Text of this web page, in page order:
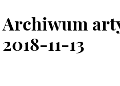
Archiwum
2018-11-13